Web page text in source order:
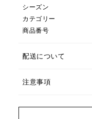
シーズン
カテゴリー
商品番号
配送について
注意事項